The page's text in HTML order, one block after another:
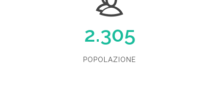
2.305
POPOLAZIONE